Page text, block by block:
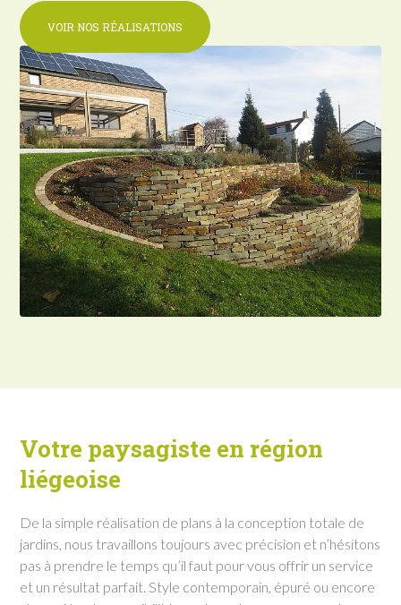
VOIR NOS RÉALISATIONS
Votre paysagiste en région
liégeoise
De la simple réalisation de plans à la conception totale de
jardins, nous travaillons toujours avec précision et n’hésitons
pas à prendre le temps qu’il faut pour vous offrir un service
et un résultat parfait. Style contemporain, épuré ou encore